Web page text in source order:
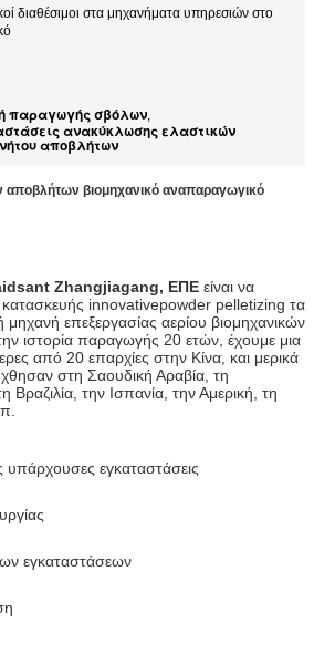
διαθέσιμοι στα μηχανήματα υπηρεσιών στο
παραγωγής σβόλων,
ανακύκλωσης ελαστικών
αποβλήτων
αποβλήτων βιομηχανικό αναπαραγωγικό
Zhangjiagang, ΕΠΕ είναι να
κατασκευής innovativepowder pelletizing τα
μηχανή επεξεργασίας αερίου βιομηχανικών
ιστορία παραγωγής 20 ετών, έχουμε μια
από 20 επαρχίες στην Κίνα, και μερικά
στη Σαουδική Αραβία, τη
Βραζιλία, την Ισπανία, την Αμερική, τη
εγκαταστάσεις
εγκαταστάσεων